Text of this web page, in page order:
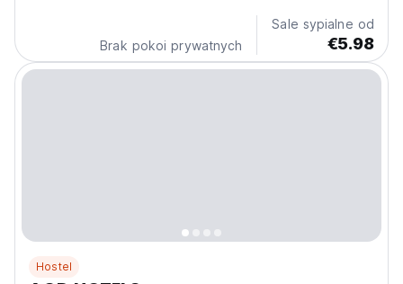
Brak pokoi prywatnych
Sale sypialne od
€5.98
Hostel